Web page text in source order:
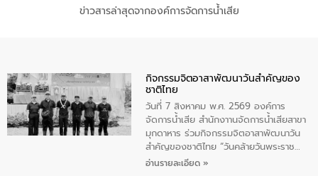
ข่าวสารล่าสุดจากองค์การจัดการน้ำเสีย
กิจกรรมจิตอาสาพัฒนาวันสําคัญของ
ชาติไทย
วันที่ 7 สิงหาคม พ.ศ. 2569 องค์การ
จัดการน้ำเสีย สำนักงาานจัดการน้ำเสียสาขา
มุกดาหาร ร่วมกิจกรรมจิตอาสาพัฒนาวัน
สําคัญของชาติไทย “วันคล้ายวันพระราช
สมภพ สมเด็จพระนางเจ้าสิริกิติ์พระบรม
อ่านรายละเอียด »